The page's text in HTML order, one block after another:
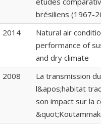
brésiliens (1967-
2014
Natural air
performance of
and dry climate
2008
La transmission
l&apos;habitat
son impact sur la